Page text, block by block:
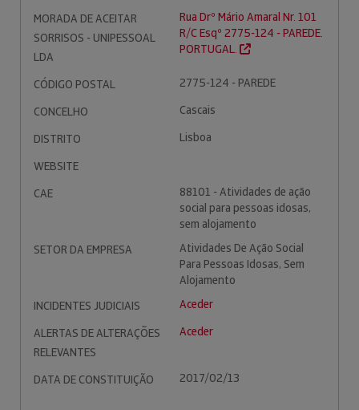
MORADA DE ACEITAR
SORRISOS - UNIPESSOAL
LDA
Rua Drº Mário Amaral Nr. 101
R/C Esqº 2775-124 - PAREDE.
PORTUGAL.
CÓDIGO POSTAL
2775-124 - PAREDE
CONCELHO
Cascais
DISTRITO
Lisboa
WEBSITE
CAE
88101 - Atividades de ação
social para pessoas idosas,
sem alojamento
SETOR DA EMPRESA
Atividades De Ação Social
Para Pessoas Idosas, Sem
Alojamento
INCIDENTES JUDICIAIS
Aceder
ALERTAS DE ALTERAÇÕES
RELEVANTES
Aceder
DATA DE CONSTITUIÇÃO 2017/02/13